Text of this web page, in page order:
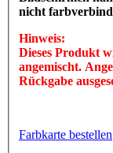
nicht
Hinweis:
Dieses Produkt
angemischt.
Rückgabe
Farbkarte bestellen